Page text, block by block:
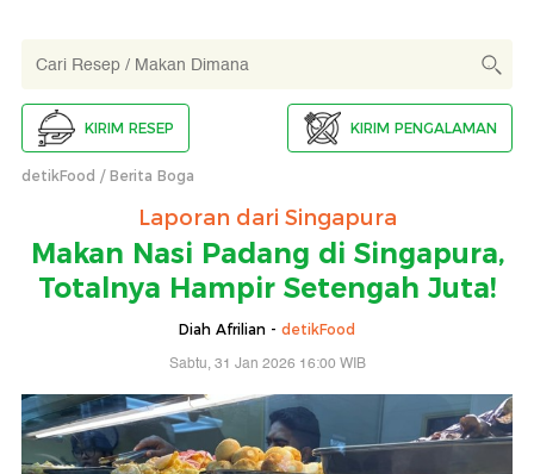
KIRIM RESEP KIRIM PENGALAMAN
detikFood Berita Boga
Laporan dari Singapura
Makan Nasi Padang di Singapura,
Totalnya Hampir Setengah Juta!
Diah Afrilian - detikFood
Sabtu, 31 Jan 2026 16:00 WIB